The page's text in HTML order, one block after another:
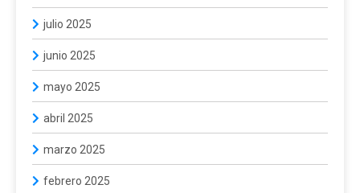
julio 2025
junio 2025
mayo 2025
abril 2025
marzo 2025
febrero 2025